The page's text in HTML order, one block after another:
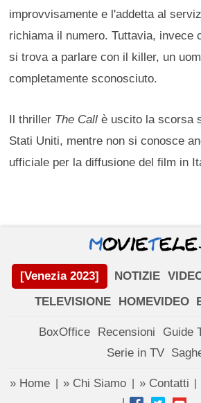
improvvisamente e l'addetta al
richiama il numero. Tuttavia, invece
si trova a parlare con il killer, un
completamente sconosciuto.
Il thriller The Callè uscito la scorsa
Stati Uniti, mentre non si conosce
ufficiale per la diffusione del film in
[Venezia 2023] NOTIZIE
TELEVISIONE
HOMEVIDEO
BoxOffice Recensioni Guide
Serie in TV
» Home » Chi Siamo » Contatti